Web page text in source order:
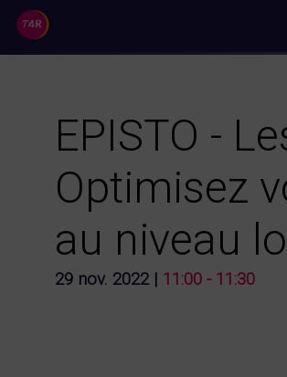
EPISTO -
Optimisez
au niveau
29 nov. 2022| 11:00 - 11:30